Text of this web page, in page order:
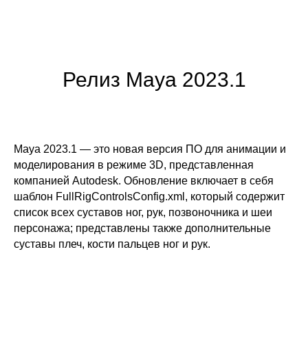
Релиз Maya 2023.1
Maya 2023.1 — это новая версия ПО для анимации и
моделирования в режиме 3D, представленная
компанией Autodesk. Обновление включает в себя
шаблон FullRigControlsConfig.xml, который содержит
список всех суставов ног, рук, позвоночника и шеи
персонажа; представлены также дополнительные
суставы плеч, кости пальцев ног и рук.